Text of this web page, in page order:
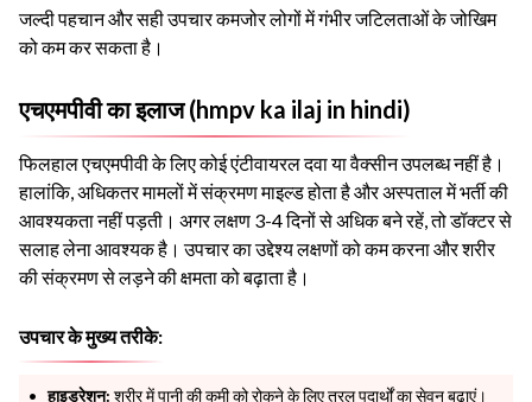
जल्दी पहचान और सही उपचार कमजोर लोगों में गंभीर जटिलताओं के जोखिम
को कम कर सकता है।
एचएमपीवी का इलाज (hmpv ka ilaj in hindi)
फिलहाल एचएमपीवी के लिए कोई एंटीवायरल दवा या वैक्सीन उपलब्ध नहीं है।
हालांकि, अधिकतर मामलों में संक्रमण माइल्ड होता है और अस्पताल में भर्ती की
आवश्यकता नहीं पड़ती। अगर लक्षण 3-4 दिनों से अधिक बने रहें, तो डॉक्टर से
सलाह लेना आवश्यक है। उपचार का उद्देश्य लक्षणों को कम करना और शरीर
की संक्रमण से लड़ने की क्षमता को बढ़ाता है।
उपचार के मुख्य तरीके:
हाइड्रेशन: शरीर में पानी की कमी को रोकने के लिए तरल पदार्थों का सेवन बढ़ाएं।